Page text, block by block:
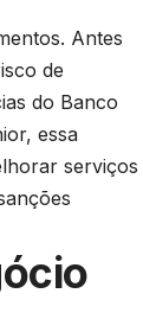
Antes
de
do Banco
essa
serviços